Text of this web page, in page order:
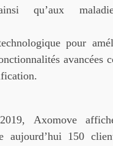
qu’aux
pour
avancées
Axomove
aujourd’hui 150